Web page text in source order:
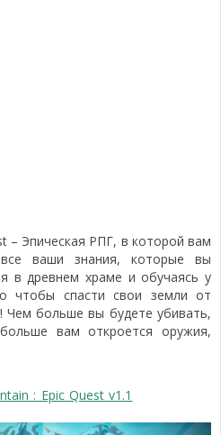
– Эпическая РПГ, в которой вам
все ваши знания, которые вы
в древнем храме и обучаясь у
чтобы спасти свои земли от
Чем больше вы будете убивать,
вам откроется оружия,